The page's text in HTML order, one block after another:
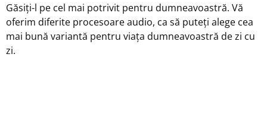
Găsiți-l pe cel mai potrivit pentru dumneavoastră. Vă
oferim diferite procesoare audio, ca să puteți alege cea
mai bună variantă pentru viața dumneavoastră de zi cu
zi.